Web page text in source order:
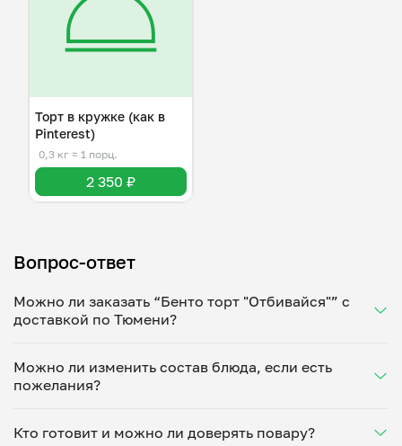
Торт в кружке (как в
Pinterest)
0,3 кг ≈ 1 порц.
2 350 ₽
Вопрос-ответ
Можно ли заказать “Бенто торт "Отбивайся"” с
доставкой по Тюмени?
Укажите удобное время — и получите свежее
домашнее блюдо в большой порции прямо с плиты.
минут. Статус заказа отслеживайте в личном
кабинете, а с поваром можно связаться напрямую в
Можно ли изменить состав блюда, если есть
пожелания?
блюдо под ваши предпочтения: уберет специи,
Кто готовит и можно ли доверять повару?